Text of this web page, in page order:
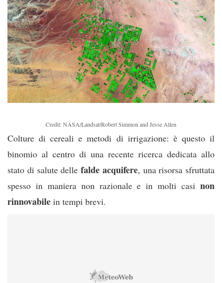
Credit: NASA/Landsat/Robert Simmon and Jesse Allen
Colture di cereali e metodi di irrigazione: è questo il
binomio al centro di una recente ricerca dedicata allo
stato di salute delle falde acquifere, una risorsa sfruttata
spesso in maniera non razionale e in molti casi non
rinnovabile in tempi brevi.